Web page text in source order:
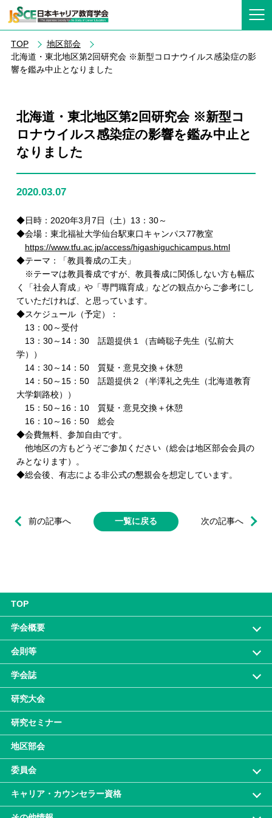
TOP
地区部会
北海道・東北地区第2回研究会 ※新型コロナウイルス感染症の影
響を鑑み中止となりました
北海道・東北地区第2回研究会 ※新型コ
ロナウイルス感染症の影響を鑑み中止と
なりました
2020.03.07
◆日時：2020年3月7日（土）13：30～
◆会場：東北福祉大学仙台駅東口キャンパス77教室
https://www.tfu.ac.jp/access/higashiguchicampus.html
◆テーマ：「教員養成の工夫」
※テーマは教員養成ですが、教員養成に関係しない方も幅広
く「社会人育成」や「専門職育成」などの観点からご参考にし
ていただければ、と思っています。
◆スケジュール（予定）：
13：00～受付
13：30～14：30 話題提供１（吉崎聡子先生（弘前大
学））
14：30～14：50 質疑・意見交換＋休憩
14：50～15：50 話題提供２（半澤礼之先生（北海道教育
大学釧路校））
15：50～16：10 質疑・意見交換＋休憩
16：10～16：50 総会
◆会費無料、参加自由です。
他地区の方もどうぞご参加ください（総会は地区部会会員の
みとなります）。
◆総会後、有志による非公式の懇親会を想定しています。
前の記事へ 次の記事へ
一覧に戻る
TOP
学会概要
会則等
学会誌
研究大会
研究セミナー
地区部会
委員会
キャリア・カウンセラー資格